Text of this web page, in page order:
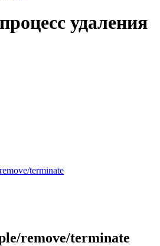
удаления
terminate
remove/terminate